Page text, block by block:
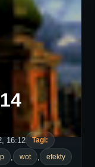
16:12
Tagi:
wot efekty